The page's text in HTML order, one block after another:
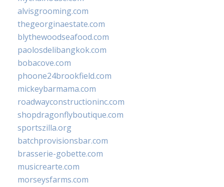
alvisgrooming.com
thegeorginaestate.com
blythewoodseafood.com
paolosdelibangkok.com
bobacove.com
phoone24brookfield.com
mickeybarmama.com
roadwayconstructioninc.com
shopdragonflyboutique.com
sportszilla.org
batchprovisionsbar.com
brasserie-gobette.com
musicrearte.com
morseysfarms.com